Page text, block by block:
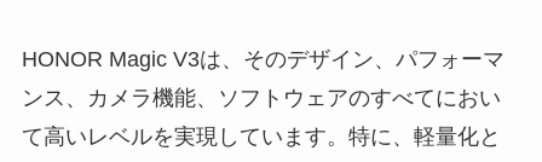
HONOR Magic V3は、そのデザイン、パフォーマ
ンス、カメラ機能、ソフトウェアのすべてにおい
て高いレベルを実現しています。特に、軽量化と